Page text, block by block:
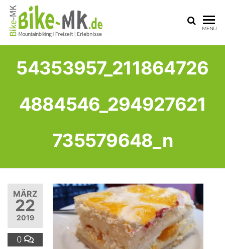
MK
Sauerland
MENÜ
54353957_211864726
4884546_294927621
735579648_n
MÄRZ
22
2019
0